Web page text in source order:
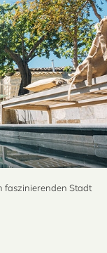
faszinierenden Stadt